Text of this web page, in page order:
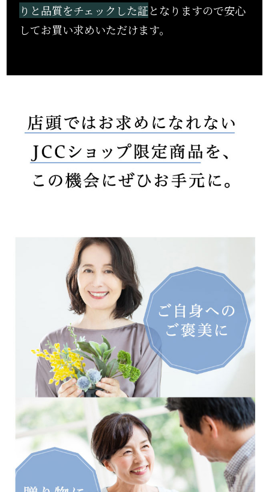
りと品質をチェックした証となりますので安心
してお買い求めいただけます。